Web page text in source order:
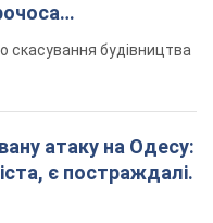
скасування будівництва
атаку на Одесу:
є постраждалі.